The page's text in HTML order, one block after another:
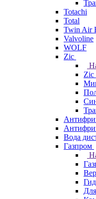
Totachi
Total
Twin Air
Valvoline
WOLF
Zic
Zic
Вода
Газпром